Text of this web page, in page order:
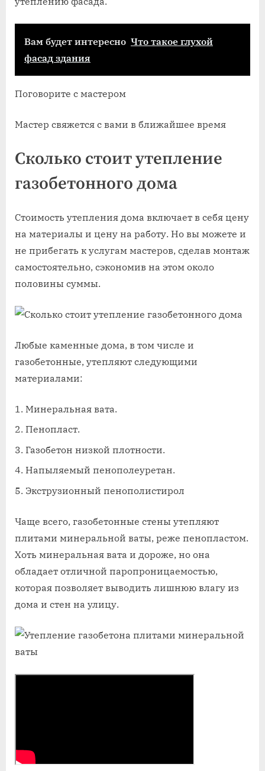
Вам будет интересно Что такое глухой
фасад здания
Поговорите с мастером
Мастер свяжется с вами в ближайшее время
Сколько стоит утепление
газобетонного дома
Стоимость утепления дома включает в себя цену
на материалы и цену на работу. Но вы можете и
не прибегать к услугам мастеров, сделав монтаж
самостоятельно, сэкономив на этом около
половины суммы.
Любые каменные дома, в том числе и
газобетонные, утепляют следующими
материалами:
Минеральная вата.
Пенопласт.
Газобетон низкой плотности.
Напыляемый пенополеуретан.
Экструзионный пенополистирол
Чаще всего, газобетонные стены утепляют
плитами минеральной ваты, реже пенопластом.
Хоть минеральная вата и дороже, но она
обладает отличной паропроницаемостью,
которая позволяет выводить лишнюю влагу из
дома и стен на улицу.